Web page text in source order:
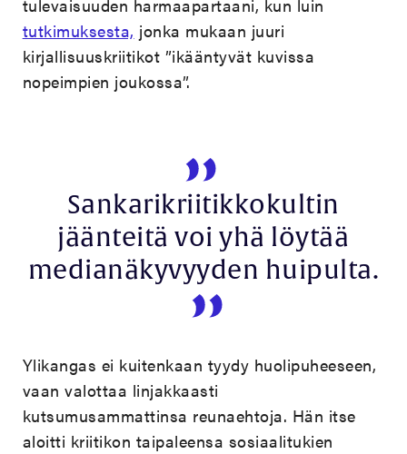
tulevaisuuden harmaapartaani, kun luin
tutkimuksesta, jonka mukaan juuri
kirjallisuuskriitikot ”ikääntyvät kuvissa
nopeimpien joukossa”.
Sankarikriitikkokultin
jäänteitä voi yhä löytää
medianäkyvyyden huipulta.
Ylikangas ei kuitenkaan tyydy huolipuheeseen,
vaan valottaa linjakkaasti
kutsumusammattinsa reunaehtoja. Hän itse
aloitti kriitikon taipaleensa sosiaalitukien